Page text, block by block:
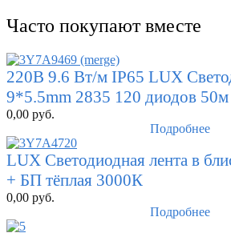
Часто покупают вместе
220В 9.6 Вт/м IP65 LUX
9*5.5mm 2835 120 диодов 50м
0,00 руб.
Подробнее
LUX Светодиодная лента в
+ БП тёплая 3000К
0,00 руб.
Подробнее